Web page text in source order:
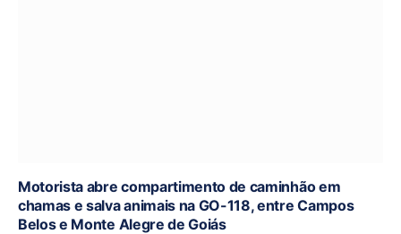
Motorista abre compartimento de caminhão em
chamas e salva animais na GO-118, entre Campos
Belos e Monte Alegre de Goiás